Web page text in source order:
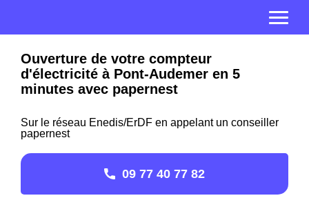
Ouverture de votre compteur
d'électricité à Pont-Audemer en 5
minutes avec papernest
Sur le réseau Enedis/ErDF en appelant un conseiller
papernest
09 77 40 77 82